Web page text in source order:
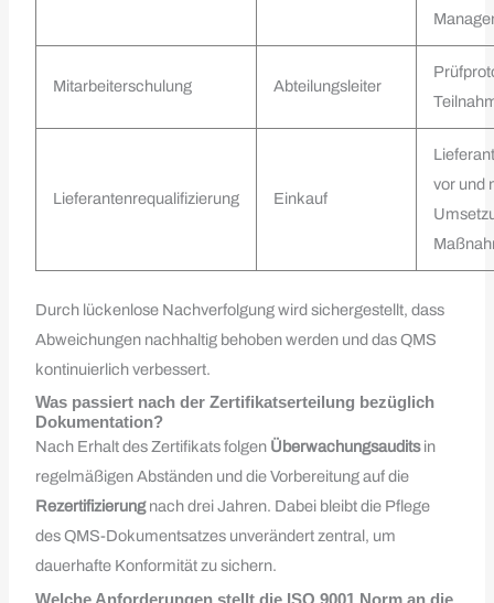
Mitarbeiterschulung Abteilungsleiter
Lieferantenrequalifizierung Einkauf
vor und
Durch lückenlose Nachverfolgung wird sichergestellt, dass
Abweichungen nachhaltig behoben werden und das QMS
kontinuierlich verbessert.
Was passiert nach der Zertifikatserteilung bezüglich
Dokumentation?
Nach Erhalt des Zertifikats folgen Überwachungsauditsin
regelmäßigen Abständen und die Vorbereitung auf die
Rezertifizierungnach drei Jahren. Dabei bleibt die Pflege
des QMS-Dokumentsatzes unverändert zentral, um
dauerhafte Konformität zu sichern.
Welche Anforderungen stellt die ISO 9001 Norm an die